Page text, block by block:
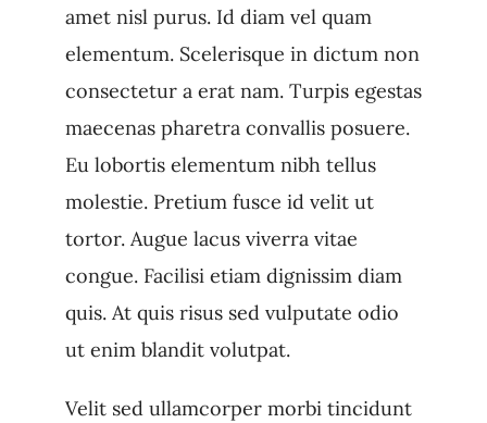
amet nisl purus. Id diam vel quam
elementum. Scelerisque in dictum non
consectetur a erat nam. Turpis egestas
maecenas pharetra convallis posuere.
Eu lobortis elementum nibh tellus
molestie. Pretium fusce id velit ut
tortor. Augue lacus viverra vitae
congue. Facilisi etiam dignissim diam
quis. At quis risus sed vulputate odio
ut enim blandit volutpat.
Velit sed ullamcorper morbi tincidunt